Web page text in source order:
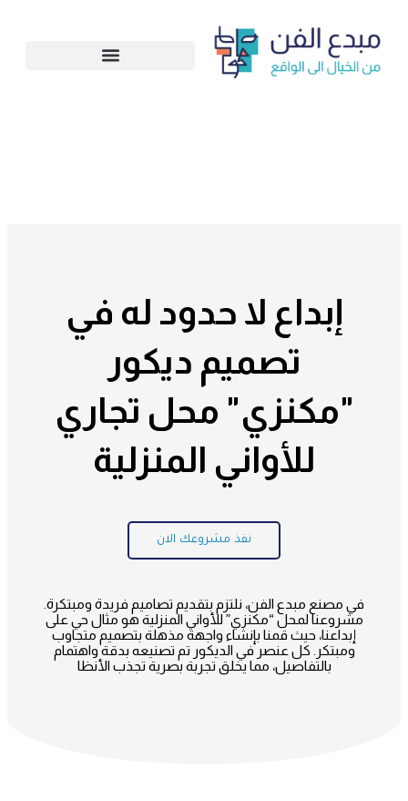
المحتوى
إبداع لا حدود له في
تصميم ديكور
"مكنزي" محل تجاري
للأواني المنزلية
نفذ مشروعك الان
في مصنع مبدع الفن، نلتزم بتقديم تصاميم فريدة ومبتكرة.
مشروعنا لمحل “مكنزي” للأواني المنزلية هو مثال حي على
إبداعنا، حيث قمنا بإنشاء واجهة مذهلة بتصميم متجاوب
ومبتكر. كل عنصر في الديكور تم تصنيعه بدقة واهتمام
بالتفاصيل، مما يخلق تجربة بصرية تجذب الأنظا